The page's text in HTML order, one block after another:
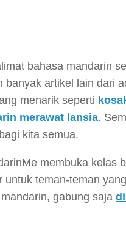
bahasa mandarin
banyak artikel lain dari
menarik seperti
merawat lansia.
kita semua.
membuka kelas
untuk teman-teman
gabung saja